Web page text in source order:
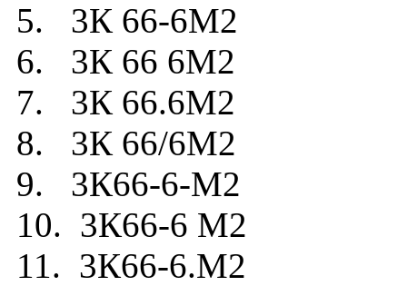
5. 3К 66-6М2
6. 3К 66 6М2
7. 3К 66.6М2
8. 3К 66/6М2
9. 3К66-6-М2
10. 3К66-6 М2
11. 3К66-6.М2